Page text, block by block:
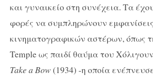
και γυναικείο στη συνέχεια. Τα
φορές να συμπληρώνουν εμφανίσεις
κινηματογραφικών αστέρων, όπως
Temple ως παιδί θαύμα του
Take a Bow (1934) -η οποία